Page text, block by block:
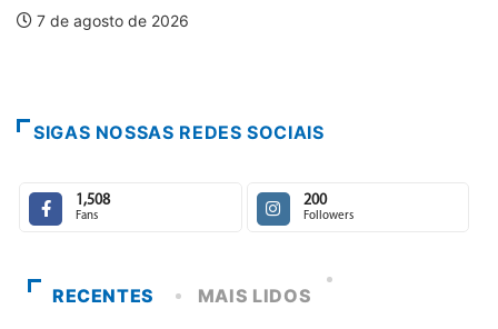
7 de agosto de 2026
SIGAS NOSSAS REDES SOCIAIS
1,508
Fans
200
Followers
RECENTES MAIS LIDOS